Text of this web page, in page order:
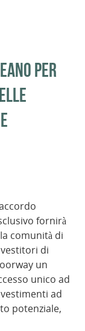
per
fornirà
comunità di
di
un
unico ad
ad
potenziale,